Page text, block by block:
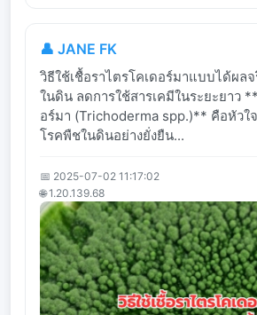
👤 JANE FK
วิธีใช้เชื้อราไตรโคเดอร์มาแบบได้ผลจ
ในดิน ลดการใช้สารเคมีในระยะยาว
อร์มา (Trichoderma spp.)** คือหัวใ
โรคพืชในดินอย่างยั่งยืน...
📅 2025-07-02 11:17:02
🌐 1.20.139.68